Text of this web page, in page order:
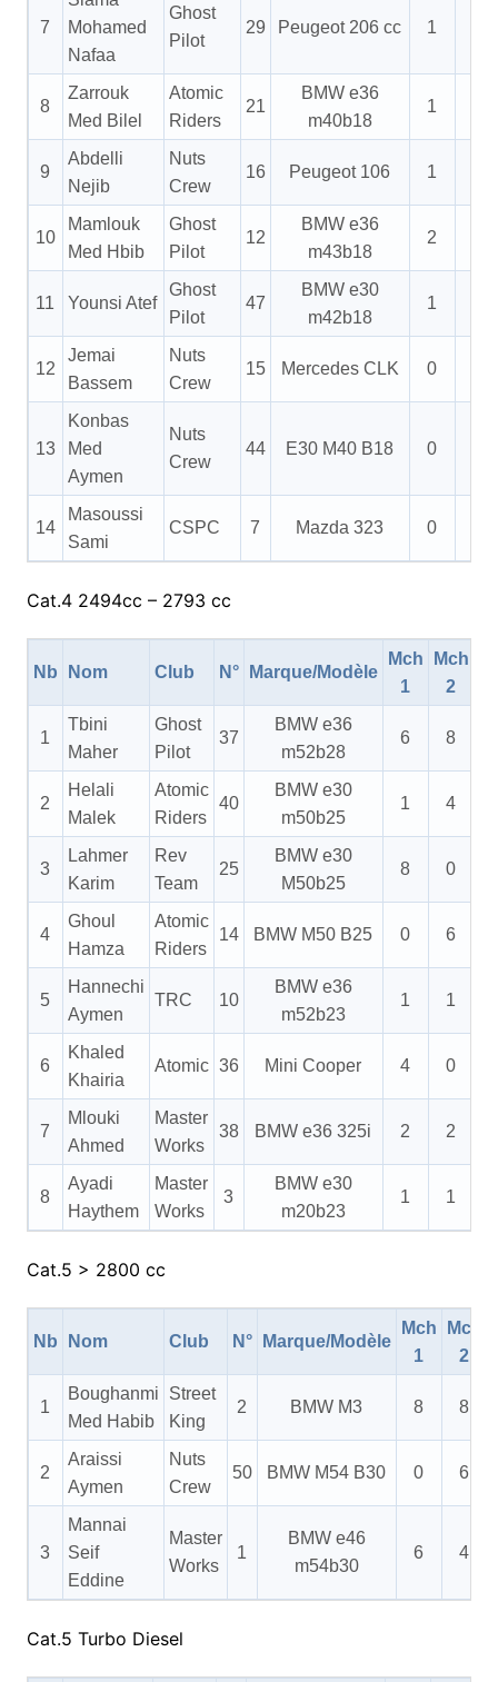
7
Mohamed
Nafaa
Ghost
Pilot
29 Peugeot 206 cc 1
8
Zarrouk
Med Bilel
Atomic
Riders
21
BMW e36
m40b18
1
9
Abdelli
Nejib
Nuts
Crew
16 Peugeot 106 1
10
Mamlouk
Med Hbib
Ghost
Pilot
12
BMW e36
m43b18
2
11 Younsi Atef
Ghost
Pilot
47
BMW e30
m42b18
1
12
Jemai
Bassem
Nuts
Crew
15 Mercedes CLK 0
13
Konbas
Med
Aymen
Nuts
Crew
44 E30 M40 B18 0
14
Masoussi
Sami
CSPC 7 Mazda 323 0
Cat.4 2494cc – 2793 cc
Nb Nom Club N° Marque/Modèle
Mch
1
Mch
2
1
Tbini
Maher
Ghost
Pilot
37
BMW e36
m52b28
6 8
2
Helali
Malek
Atomic
Riders
40
BMW e30
m50b25
1 4
3
Lahmer
Karim
Rev
Team
25
BMW e30
M50b25
8 0
4
Ghoul
Hamza
Atomic
Riders
14 BMW M50 B25 0 6
5
Hannechi
Aymen
TRC 10
BMW e36
m52b23
1 1
6
Khaled
Khairia
Atomic 36 Mini Cooper 4 0
7
Mlouki
Ahmed
Master
Works
38 BMW e36 325i 2 2
8
Ayadi
Haythem
Master
Works
3
BMW e30
m20b23
1 1
Cat.5 > 2800 cc
Nb Nom Club N° Marque/Modèle
Mch
1
Mch
2
1
Boughanmi
Med Habib
Street
King
2 BMW M3 8 8
2
Araissi
Aymen
Nuts
Crew
50 BMW M54 B30 0 6
3
Mannai
Seif
Eddine
Master
Works
1
BMW e46
m54b30
6 4
Cat.5 Turbo Diesel